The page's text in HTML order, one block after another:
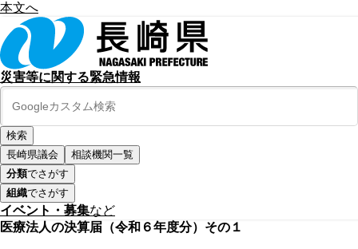
本文へ
災害等に関する緊急情報
長崎県議会
相談機関一覧
分類でさがす
組織でさがす
イベント・募集など
医療法人の決算届（令和６年度分）その１